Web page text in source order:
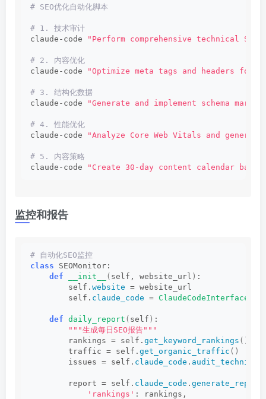
# SEO优化自动化脚本
# 1. 技术审计
claude-code
"Perform comprehensive technical
# 2. 内容优化
claude-code
"Optimize meta tags and headers for
# 3. 结构化数据
claude-code
"Generate and implement schema
# 4. 性能优化
claude-code
"Analyze Core Web Vitals and
# 5. 内容策略
claude-code
"Create 30-day content calendar
监控和报告
# 自动化SEO监控
class SEOMonitor:
def
__init__ ( self, website_url ) :
        self.
website = website_url
        self.
claude_code = ClaudeCodeInterface
def daily_report ( self ) :
"" "生成每日SEO报告" ""
        rankings = self.
get_keyword_rankings ()
        traffic = self.
get_organic_traffic ()
        issues = self.
claude_code .
        report = self.
claude_code . generate_report
'rankings' : rankings,